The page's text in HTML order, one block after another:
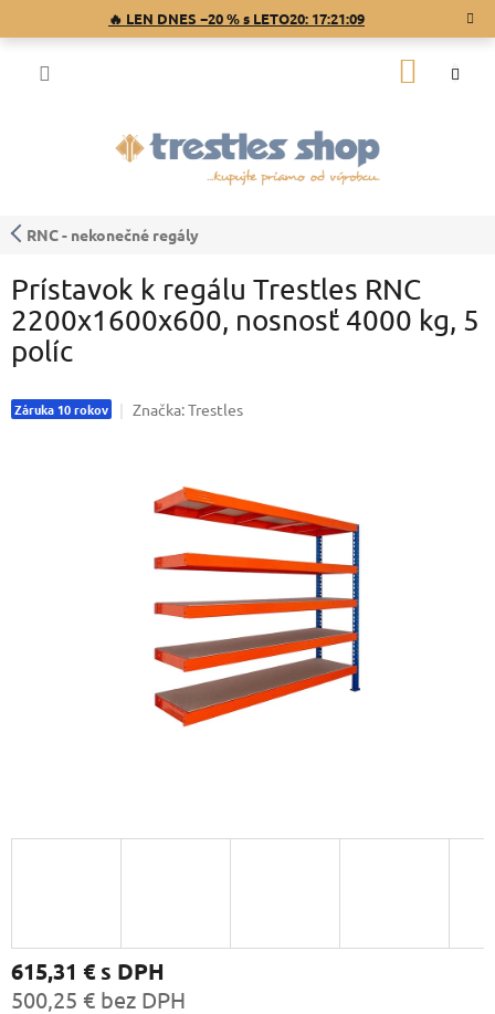
🔥 LEN DNES −20 % s LETO20: 17:21:08
RNC - nekonečné regály
Prístavok k regálu Trestles RNC
2200x1600x600, nosnosť 4000 kg, 5
políc
Záruka 10 rokov Značka:Trestles
615,31 €s DPH
500,25 € bez DPH